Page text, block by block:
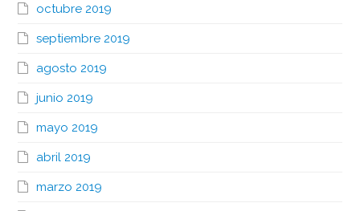
octubre 2019
septiembre 2019
agosto 2019
junio 2019
mayo 2019
abril 2019
marzo 2019